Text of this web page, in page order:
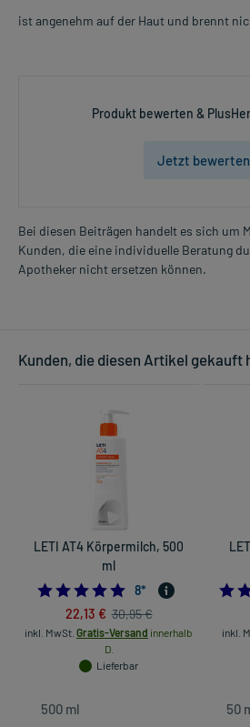
ist angenehm auf der Haut und brennt
Produkt bewerten &
Jetzt bewerten
Bei diesen Beiträgen handelt es sich um
Kunden, die eine individuelle Beratung
Apotheker nicht ersetzen können.
Kunden, die diesen Artikel gekauft
LETI AT4 Körpermilch, 500
ml
4.875
8*
22,13 € 30,95 €
inkl. MwSt. Gratis-Versand innerhalb
D.
Lieferbar
inkl.